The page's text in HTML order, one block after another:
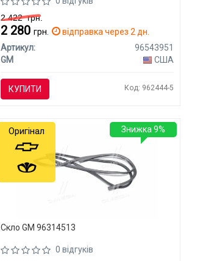
2 422грн.
2 280грн.
відправка через 2 дн.
Артикул:
96543951
GM
США
КУПИТИ Код: 962444-5
Скло GM 96314513
0 відгуків
Знижка 9%
Оригінал